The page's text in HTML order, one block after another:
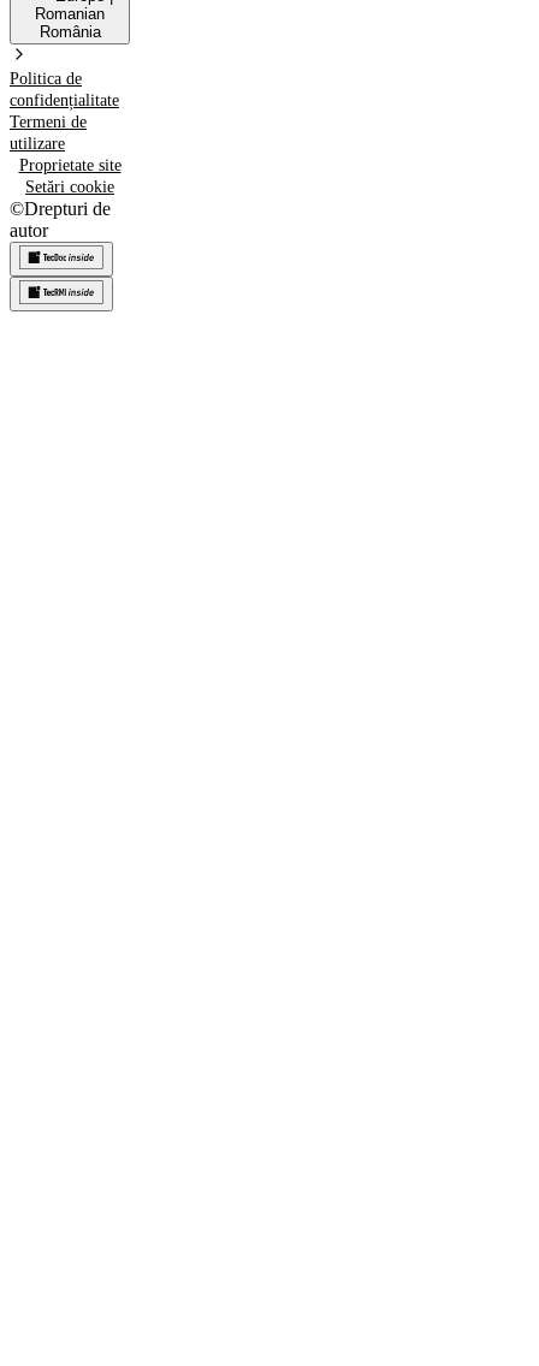
Romanian
România
Politica de
confidențialitate
Termeni de
utilizare
Proprietate site
Setări cookie
©Drepturi de
autor